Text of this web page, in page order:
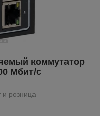
коммутатор
Мбит/с
и розница